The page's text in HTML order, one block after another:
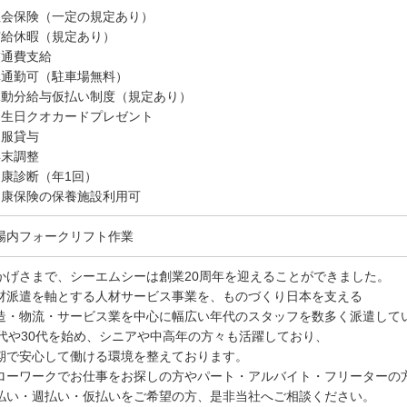
保険（一定の規定あり）
休暇（規定あり）
費支給
勤可（駐車場無料）
分給与仮払い制度（規定あり）
日クオカードプレゼント
貸与
調整
診断（年1回）
保険の保養施設利用可
内フォークリフト作業
げさまで、シーエムシーは創業20周年を迎えることができました。
派遣を軸とする人材サービス事業を、ものづくり日本を支える
・物流・サービス業を中心に幅広い年代のスタッフを数多く派遣して
や30代を始め、シニアや中高年の方々も活躍しており、
で安心して働ける環境を整えております。
ーワークでお仕事をお探しの方やパート・アルバイト・フリーターの
い・週払い・仮払いをご希望の方、是非当社へご相談ください。